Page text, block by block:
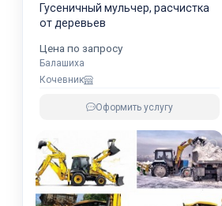
Гусеничный мульчер, расчистка
от деревьев
Цена по запросу
Балашиха
Кочевник
Оформить услугу